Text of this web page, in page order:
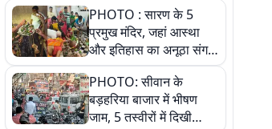
PHOTO : सारण के 5
प्रमुख मंदिर, जहां आस्था
और इतिहास का अनूठा संगम,
तस्वीरों में जानिए
PHOTO: सीवान के
बड़हरिया बाजार में भीषण
जाम, 5 तस्वीरों में दिखी